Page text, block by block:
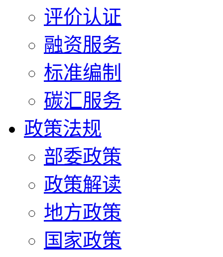
评价认证
融资服务
标准编制
碳汇服务
政策法规
部委政策
政策解读
地方政策
国家政策